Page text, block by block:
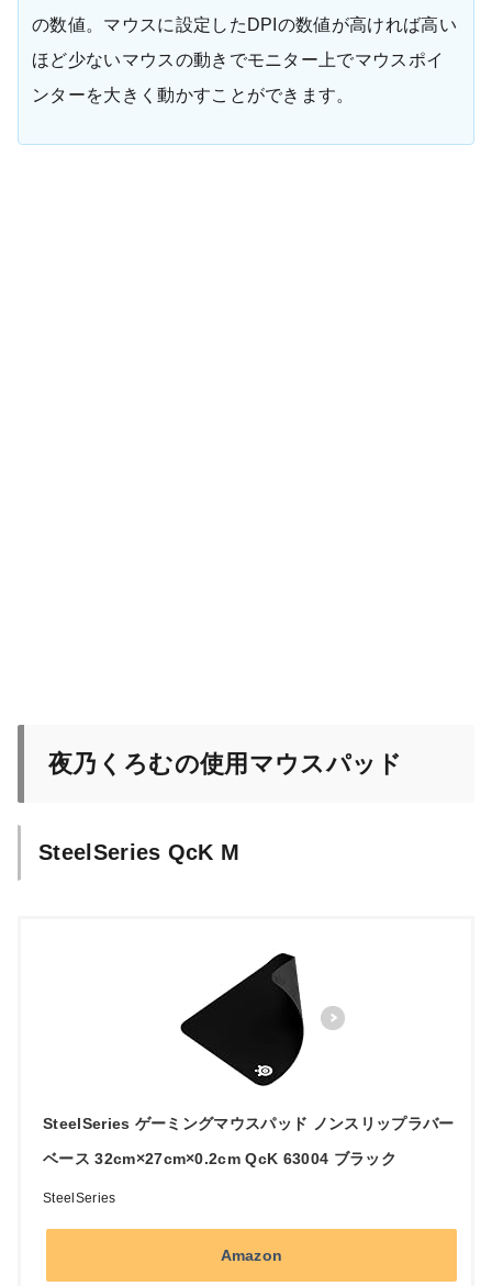
の数値。マウスに設定したDPIの数値が高ければ高い
ほど少ないマウスの動きでモニター上でマウスポイ
ンターを大きく動かすことができます。
夜乃くろむの使用マウスパッド
SteelSeries QcK M
SteelSeries ゲーミングマウスパッド ノンスリップラバー
ベース 32cm×27cm×0.2cm QcK 63004 ブラック
SteelSeries
Amazon